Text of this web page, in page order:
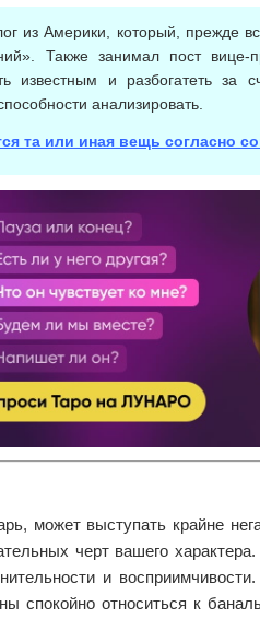
из Америки, который, прежде
Также занимал пост вице-
известным и разбогатеть за
анализировать.
та или иная вещь согласно
может выступать крайне
черт вашего характера.
и
спокойно относиться к